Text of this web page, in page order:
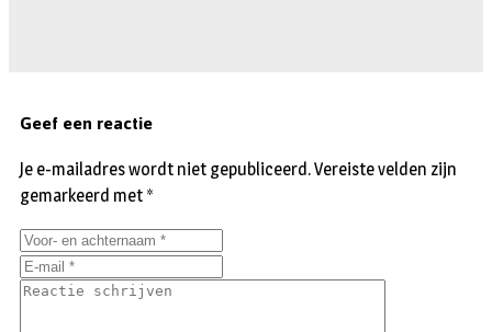
Geef een reactie
Je e-mailadres wordt niet gepubliceerd.Vereiste velden zijn
gemarkeerd met *